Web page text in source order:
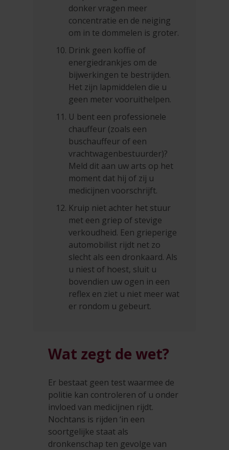
donker vragen meer
concentratie en de neiging
om in te dommelen is groter.
Drink geen koffie of
energiedrankjes om de
bijwerkingen te bestrijden.
Het zijn lapmiddelen die u
geen meter vooruithelpen.
U bent een professionele
chauffeur (zoals een
buschauffeur of een
vrachtwagenbestuurder)?
Meld dit aan uw arts op het
moment dat hij of zij u
medicijnen voorschrijft.
Kruip niet achter het stuur
met een griep of stevige
verkoudheid. Een grieperige
automobilist rijdt net zo
slecht als een dronkaard. Als
u niest of hoest, sluit u
bovendien uw ogen in een
reflex en ziet u niet meer wat
er rondom u gebeurt.
Wat zegt de wet?
Er bestaat geen test waarmee de
politie kan controleren of u onder
invloed van medicijnen rijdt.
Nochtans is rijden ‘in een
soortgelijke staat als
dronkenschap ten gevolge van